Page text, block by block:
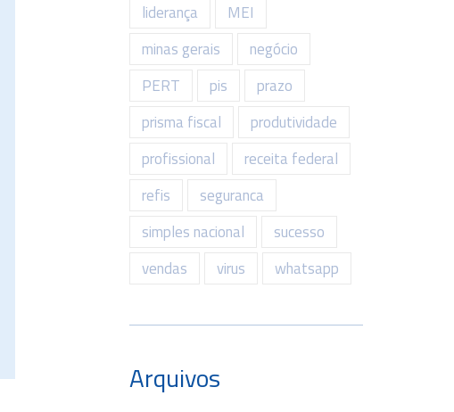
liderança
MEI
minas gerais
negócio
PERT
pis
prazo
prisma fiscal
produtividade
profissional
receita federal
refis
seguranca
simples nacional
sucesso
vendas
virus whatsapp
Arquivos